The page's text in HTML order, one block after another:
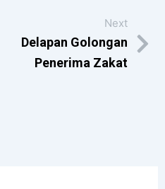
Next
Delapan Golongan
Penerima Zakat